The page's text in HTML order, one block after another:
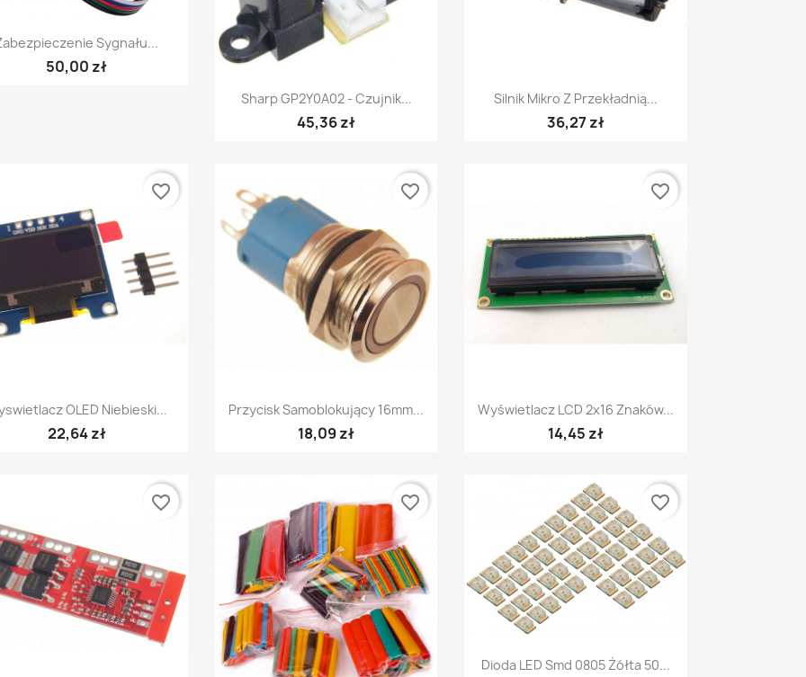
Szybki podgląd
Sygnału...
50,00 zł
Szybki podgląd
Sharp GP2Y0A02 - Czujnik...
45,36 zł
Szybki podgląd
Silnik Mikro Z Przekładnią...
36,27 zł
Szybki podgląd
OLED Niebieski...
22,64 zł
favorite_border
Szybki podgląd
Przycisk Samoblokujący 16mm...
18,09 zł
favorite_border
Szybki podgląd
Wyświetlacz LCD 2x16 Znaków...
14,45 zł
favorite_border
favorite_border favorite_border
Szybki podgląd
Dioda LED Smd 0805 Żółta 50...
favorite_border